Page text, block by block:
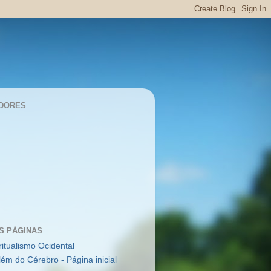
PÁGINAS
Ocidental
do Cérebro - Página inicial